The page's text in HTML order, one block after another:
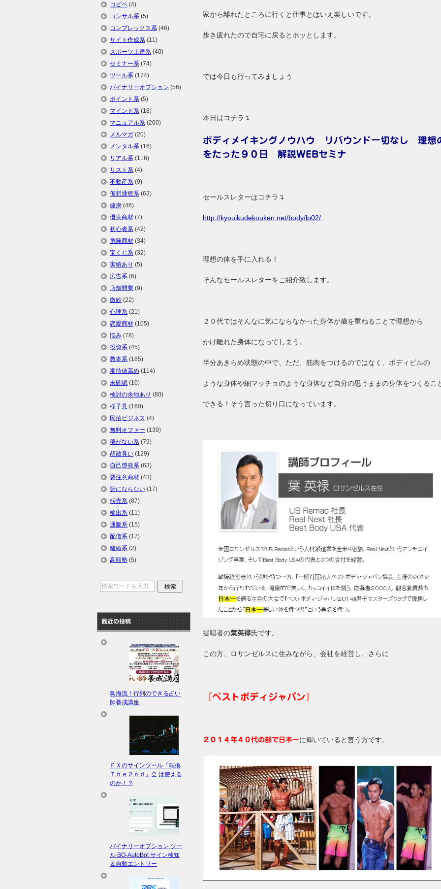
家から離れたところに行くと仕事とはいえ楽しいです。
歩き疲れたので自宅に戻るとホッとします。
では今日も行ってみましょう
本日はコチラ↴
ボディメイキングノウハウ リバウンド一切なし 理想
をたった９０日 解説WEBセミナ
セールスレターはコチラ↴
http://kyouikudekouken.net/body/lp02/
理想の体を手に入れる！
そんなセールスレターをご紹介致します。
２０代ではそんなに気にならなかった身体が歳を重ねることで理想から
かけ離れた身体になってしまう。
半分あきらめ状態の中で、ただ、筋肉をつけるのではなく、ボディビルの
ような身体や細マッチョのような身体など自分の思うままの身体をつくるこ
できる！そう言った切り口になっています。
提唱者の葉英禄氏です。
この方、ロサンゼルスに住みながら、会社を経営し、さらに
『ベストボディジャパン』
２０１４年４０代の部で日本一に輝いていると言う方です。
コピペ (4)
コンサル系 (5)
コンプレックス系 (46)
サイト作成系 (11)
スポーツ上達系 (40)
セミナー系 (74)
ツール系 (174)
バイナリーオプション (56)
ポイント系 (5)
マインド系 (18)
マニュアル系 (200)
メルマガ (20)
メンタル系 (16)
リアル系 (116)
リスト系 (4)
不動産系 (9)
仮想通貨系 (63)
健康 (46)
優良商材 (7)
初心者系 (42)
危険商材 (34)
宝くじ系 (32)
実績あり (5)
広告系 (6)
店舗開業 (9)
微妙 (22)
心理系 (21)
恋愛商材 (105)
悩み (78)
投資系 (45)
教本系 (185)
期待値高め (114)
未確認 (10)
検討の余地あり (80)
様子見 (160)
民泊ビジネス (4)
無料オファー (139)
稼がない系 (79)
胡散臭い (129)
自己啓発系 (63)
要注意商材 (43)
話にならない (17)
転売系 (87)
輸出系 (11)
通販系 (15)
配信系 (17)
離婚系 (2)
高額塾 (5)
最近の投稿
鳥海流！行列のできる占い
師養成講座
ＦＸのサインツール「転換
Ｔｈｅ２ｎｄ」会 は使える
のか！？
バイナリーオプション ツー
ル BO-AutoBot サイン検知
＆自動エントリー